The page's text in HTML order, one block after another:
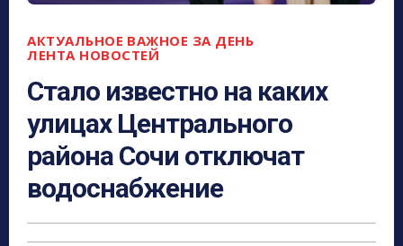
АКТУАЛЬНОЕ ВАЖНОЕ ЗА ДЕНЬ
ЛЕНТА НОВОСТЕЙ
Стало известно на каких
улицах Центрального
района Сочи отключат
водоснабжение